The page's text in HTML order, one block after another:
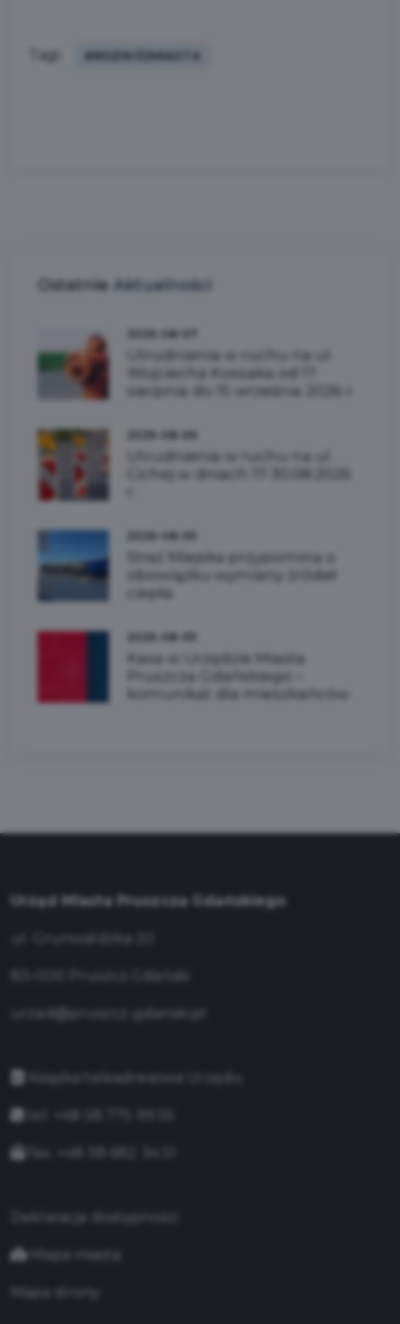
Tagi: #ROZWÓJMIASTA
Ostatnie Aktualności
Utrudnienia w ruchu na ul.
Wojciecha Kossaka od 17
sierpnia do 15 września 2026 r.
Utrudnienia w ruchu na ul.
Cichej w dniach 17-30.08.2026
Straż Miejska przypomina o
obowiązku wymiany źródeł
ciepła
Kasa w Urzędzie Miasta
Pruszcza Gdańskiego –
komunikat dla mieszkańców
Urząd Miasta Pruszcza Gdańskiego
urzad@pruszcz-gdanski.pl
Książka teleadresowa Urzędu
Deklaracja dostępności
Mapa miasta
Mapa strony